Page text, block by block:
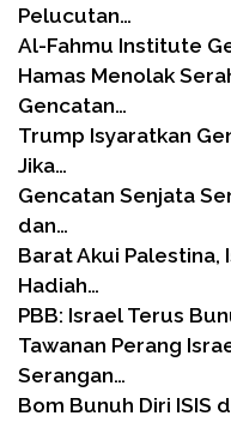
Pelucutan…
Al-Fahmu Institute
Hamas Menolak
Gencatan…
Trump Isyaratkan
Jika…
Gencatan Senjata
dan…
Barat Akui
Hadiah…
PBB: Israel Terus
Tawanan Perang
Serangan…
Bom Bunuh Diri ISIS